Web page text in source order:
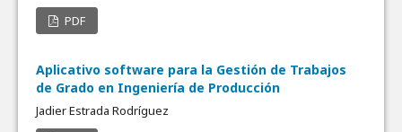
PDF
Aplicativo software para la Gestión de Trabajos
de Grado en Ingeniería de Producción
Jadier Estrada Rodríguez